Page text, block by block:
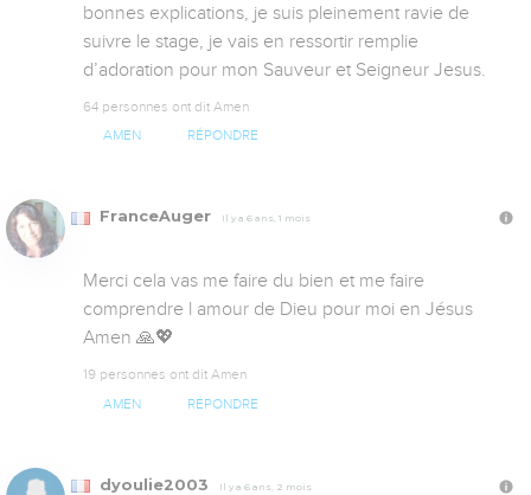
bonnes explications, je suis pleinement ravie de
suivre le stage, je vais en ressortir remplie
d’adoration pour mon Sauveur et Seigneur Jesus.
64 personnes ont dit Amen
AMEN RÉPONDRE
FranceAuger Il y a 6 ans, 1 mois
Merci cela vas me faire du bien et me faire
comprendre l amour de Dieu pour moi en Jésus
Amen 🙏💖
19 personnes ont dit Amen
AMEN RÉPONDRE
dyoulie2003 Il y a 6 ans, 2 mois